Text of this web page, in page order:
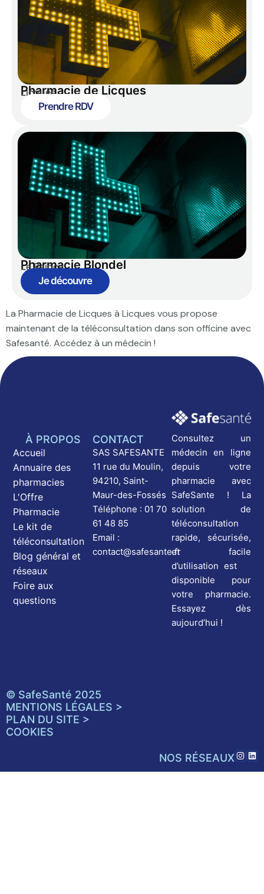
Pharmacie de Licques
Licques
Prendre RDV
Pharmacie Blondel
Le Raincy
Je découvre
La Pharmacie de Licques à Licques vous propose
maintenant de la téléconsultation dans son officine avec
Safesanté. Accédez à un médecin !
Consultez un
médecin en ligne
depuis votre
pharmacie avec
SafeSante ! La
solution de
téléconsultation
rapide, sécurisée,
et facile
d’utilisation est
disponible pour
votre pharmacie.
Essayez dès
aujourd’hui !
CONTACT
SAS SAFESANTE
11 rue du Moulin,
94210, Saint-
Maur-des-Fossés
Téléphone : 01 70
61 48 85
Email :
contact@safesante.fr
À PROPOS
Accueil
Annuaire des
pharmacies
L'Offre
Pharmacie
Le kit de
téléconsultation
Blog général et
réseaux
Foire aux
questions
© SafeSanté 2025
MENTIONS LÉGALES >
PLAN DU SITE >
COOKIES
NOS RÉSEAUX